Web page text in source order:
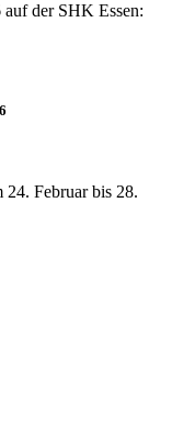
der SHK Essen:
24. Februar bis 28.